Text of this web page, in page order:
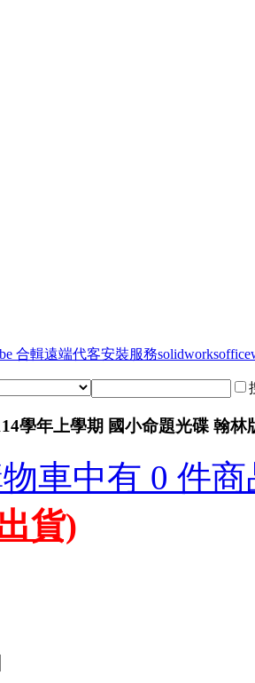
合輯遠端代客安裝服務solidworksoffice
學年上學期 國小命題光碟 翰
車中有 0 件
貨)